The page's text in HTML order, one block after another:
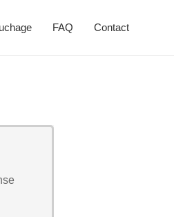
FAQ Contact